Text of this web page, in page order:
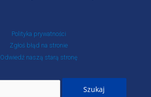
Polityka prywatności
Zgłoś błąd na stronie
Odwiedź naszą starą stronę